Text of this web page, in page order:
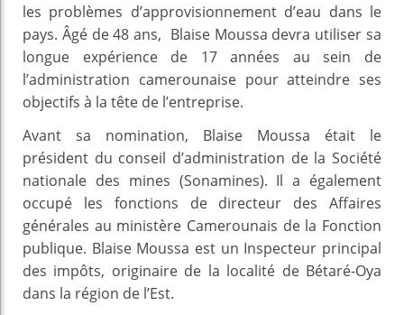
les problèmes d’approvisionnement d’eau dans le
pays. Âgé de 48 ans, Blaise Moussa devra utiliser sa
longue expérience de 17 années au sein de
l’administration camerounaise pour atteindre ses
objectifs à la tête de l’entreprise.
Avant sa nomination, Blaise Moussa était le
président du conseil d’administration de la Société
nationale des mines (Sonamines). Il a également
occupé les fonctions de directeur des Affaires
générales au ministère Camerounais de la Fonction
publique. Blaise Moussa est un Inspecteur principal
des impôts, originaire de la localité de Bétaré-Oya
dans la région de l’Est.